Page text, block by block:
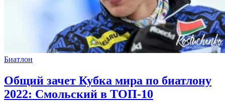
Биатлон
Общий зачет Кубка мира по биатлону
2022: Смольский в ТОП-10